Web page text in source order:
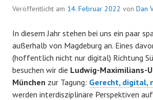
Veröffentlicht am 14. Februar 2022 von Dan
In diesem Jahr stehen bei uns ein paar
außerhalb von Magdeburg an. Eines
(hoffentlich nicht nur digital) Richtung
besuchen wir die Ludwig-Maximilians-
München zur Tagung: Gerecht, digital,
werden interdisziplinäre Perspektiven